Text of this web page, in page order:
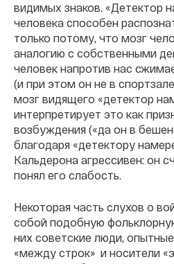
видимых знаков. «Детектор
человека способен
только потому, что мозг
аналогию с собственными
человек напротив нас
(и при этом он не в
мозг видящего «детектор
интерпретирует это как
возбуждения («да он в
благодаря «детектору
Кальдерона агрессивен: он
понял его слабость.
Некоторая часть слухов о
собой подобную
них советские люди,
«между строк» и носители